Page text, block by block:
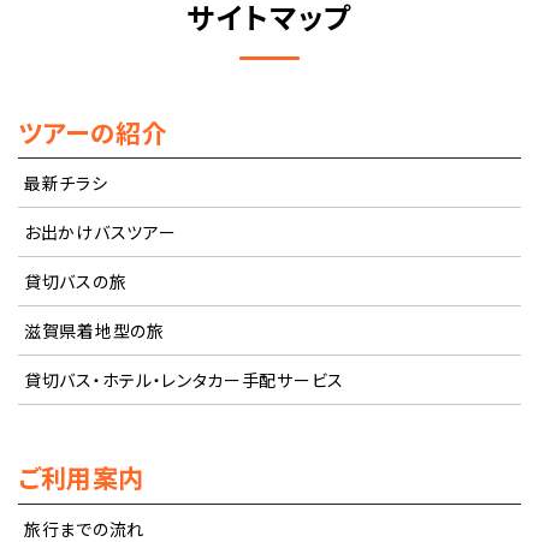
サイトマップ
ツアーの紹介
最新チラシ
お出かけバスツアー
貸切バスの旅
滋賀県着地型の旅
貸切バス・ホテル・レンタカー手配サービス
ご利用案内
旅行までの流れ